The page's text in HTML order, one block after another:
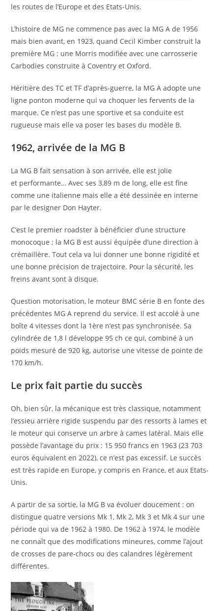
les routes de l’Europe et des Etats-Unis.
L’histoire de MG ne commence pas avec la MG A de 1956
mais bien avant, en 1923, quand Cecil Kimber construit la
première MG : une Morris modifiée avec une carrosserie
Carbodies construite à Coventry et Oxford.
Héritière des TC et TF d’après-guerre, la MG A adopte une
ligne ponton moderne qui va choquer les fervents de la
marque. Ce n’est pas une sportive et sa conduite est
rugueuse mais elle va poser les bases du modèle B.
1962, arrivée de la MG B
La MG B fait sensation à son arrivée, elle est jolie
et performante… Avec ses 3,89 m de long, elle est fine
comme une italienne mais elle a été dessinée en interne
par le designer Don Hayter.
C’est le premier roadster à bénéficier d’une structure
monocoque ; la MG B est aussi équipée d’une direction à
crémaillère. Tout cela va lui donner une bonne rigidité et
une bonne précision de trajectoire. Pour la sécurité, les
freins avant sont à disque.
Question motorisation, le moteur BMC série B en fonte des
précédentes MG A reprend du service. Il est accolé à une
boîte 4 vitesses dont la 1ère n’est pas synchronisée. Sa
cylindrée de 1,8 l développe 95 ch ce qui, combiné à un
poids mesuré de 920 kg, autorise une vitesse de pointe de
170 km/h.
Le prix fait partie du succès
Oh, bien sûr, la mécanique est très classique, notamment
l’essieu arrière rigide suspendu par des ressorts à lames et
le moteur qui conserve un arbre à cames latéral. Mais elle
possède l’avantage du prix : 15 950 francs en 1963 (23 703
euros équivalent en 2022), ce n’est pas excessif. Le succès
est très rapide en Europe, y compris en France, et aux Etats-
Unis.
A partir de sa sortie, la MG B va évoluer doucement : on
distingue quatre versions Mk 1, Mk 2, Mk 3 et Mk 4 sur une
période qui va de 1962 à 1980. De 1962 à 1974, le modèle
ne connaît que des modifications mineures, comme l’ajout
de crosses de pare-chocs ou des calandres légèrement
différentes.